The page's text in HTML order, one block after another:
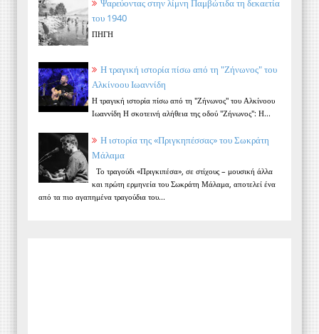
Ψαρεύοντας στην λίμνη Παμβώτιδα τη δεκαετία
του 1940
ΠΗΓΗ
Η τραγική ιστορία πίσω από τη "Ζήνωνος" του
Αλκίνοου Ιωαννίδη
Η τραγική ιστορία πίσω από τη "Ζήνωνος" του Αλκίνοου
Ιωαννίδη Η σκοτεινή αλήθεια της οδού "Ζήνωνος": Η...
Η ιστορία της «Πριγκηπέσσας» του Σωκράτη
Μάλαμα
Το τραγούδι «Πριγκιπέσα», σε στίχους – μουσική άλλα
και πρώτη ερμηνεία του Σωκράτη Μάλαμα, αποτελεί ένα
από τα πιο αγαπημένα τραγούδια του...